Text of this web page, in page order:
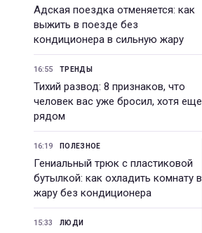
Адская поездка отменяется: как
выжить в поезде без
кондиционера в сильную жару
16:55 ТРЕНДЫ
Тихий развод: 8 признаков, что
человек вас уже бросил, хотя еще
рядом
16:19 ПОЛЕЗНОЕ
Гениальный трюк с пластиковой
бутылкой: как охладить комнату в
жару без кондиционера
15:33 ЛЮДИ